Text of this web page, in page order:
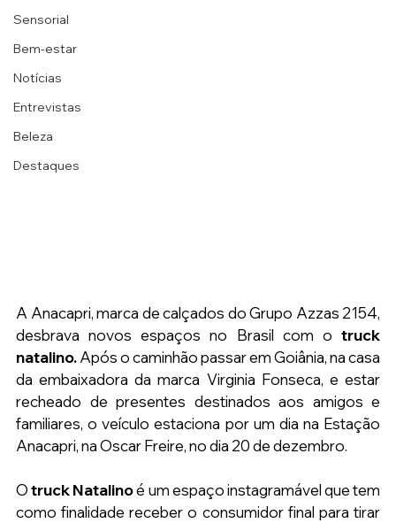
Sensorial
Bem-estar
Notícias
Entrevistas
Beleza
Destaques
A Anacapri, marca de calçados do Grupo Azzas 2154,
desbrava novos espaços no Brasil com o truck
natalino. Após o caminhão passar em Goiânia, na casa
da embaixadora da marca Virginia Fonseca, e estar
recheado de presentes destinados aos amigos e
familiares, o veículo estaciona por um dia na Estação
Anacapri, na Oscar Freire, no dia 20 de dezembro.
O truck Natalino é um espaço instagramável que tem
como finalidade receber o consumidor final para tirar